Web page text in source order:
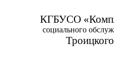
КГБУСО
социального